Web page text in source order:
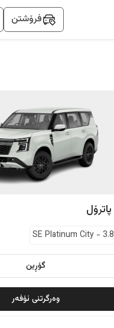
فرۆشتن
پاترۆل
SE Platinum City- 3.8
گۆڕین
وەرگرتنی ئۆفەر